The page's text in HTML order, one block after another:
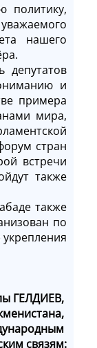
политику,
нашего
депутатов
и
примера
мира,
стран
встречи
также
также
по
ГЕЛДИЕВ,
связям: